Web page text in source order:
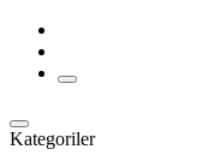
Kategoriler